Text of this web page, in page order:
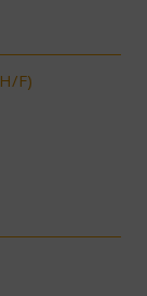
F)